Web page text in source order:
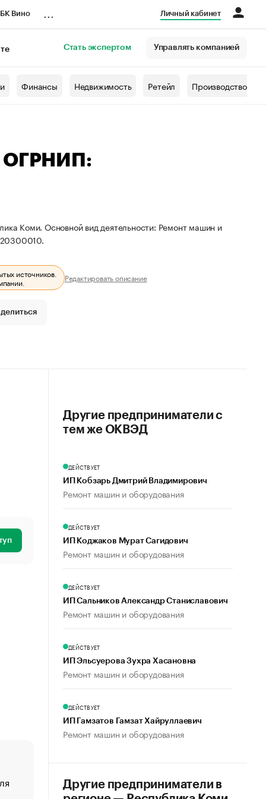
Вино Личный кабинет
Стать экспертом Управлять компанией
Финансы Недвижимость Ретейл Производство
ОГРНИП:
Коми. Основной вид деятельности: Ремонт машин и
источников. Редактировать описание
«От спорта тело стареет иначе». Как живет глава
создавшей GTA
Другие предприниматели с
тем же ОКВЭД
ДЕЙСТВУЕТ
ИП Кобзарь Дмитрий Владимирович
Ремонт машин и оборудования
ДЕЙСТВУЕТ
ИП Коджаков Мурат Сагидович
Ремонт машин и оборудования
ДЕЙСТВУЕТ
ИП Сальников Александр Станиславович
Ремонт машин и оборудования
ДЕЙСТВУЕТ
ИП Эльсуерова Зухра Хасановна
Ремонт машин и оборудования
ДЕЙСТВУЕТ
ИП Гамзатов Гамзат Хайруллаевич
Ремонт машин и оборудования
Другие предприниматели в